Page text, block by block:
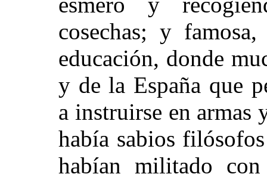
cosechas; y
educación, donde
y de la España que
a instruirse en armas
había sabios
habían militado